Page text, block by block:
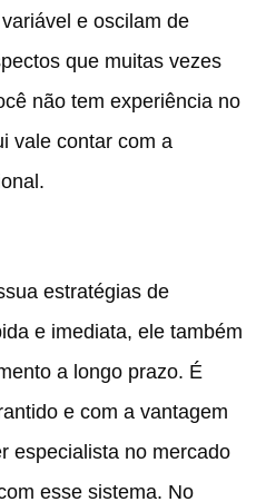
e oscilam de
que muitas vezes
não tem experiência no
vale contar com a
estratégias de
e imediata, ele também
a longo prazo. É
e com a vantagem
especialista no mercado
esse sistema. No